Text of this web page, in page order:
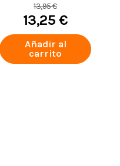
ANILLAS +
RECAMBIO BEIGE
13,95 €
13,25 €
Añadir al
carrito